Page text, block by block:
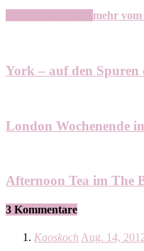
mehr
York – auf den
London Wochenende
Afternoon Tea im The
3 Kommentare
Kaoskoch Aug. 14,